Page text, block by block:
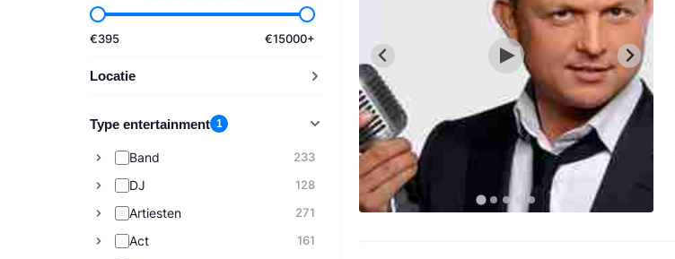
€395 €15000+
Locatie
Type entertainment 1
Band 233
DJ 128
Artiesten 271
Act 161